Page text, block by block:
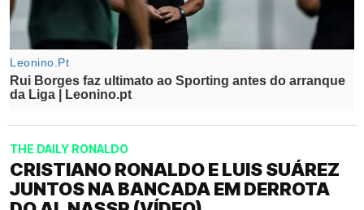
THE DAILY RONALDO
CRISTIANO RONALDO E LUIS SUÁREZ
JUNTOS NA BANCADA EM DERROTA